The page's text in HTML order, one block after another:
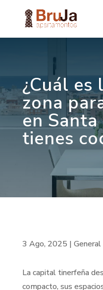
¿Cuál es
zona
en
tienes
3 Ago, 2025 | General
La capital tinerfeña
compacto, sus